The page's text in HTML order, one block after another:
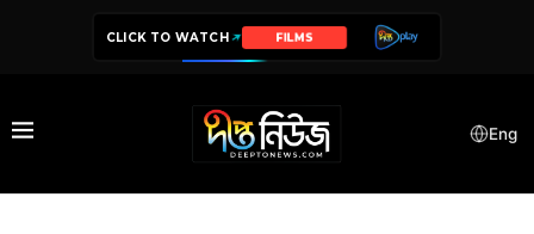
CLICK TO WATCH FILMS
Eng